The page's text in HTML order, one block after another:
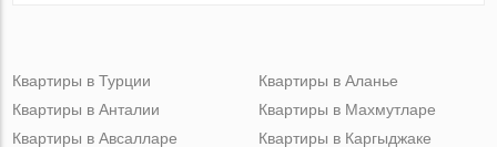
Квартиры в Турции
Квартиры в Анталии
Квартиры в Авсалларе
Квартиры в Аланье
Квартиры в Махмутларе
Квартиры в Каргыджаке